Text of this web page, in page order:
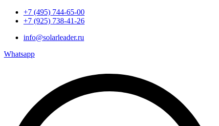
+7 (495) 744-65-00
+7 (925) 738-41-26
info@solarleader.ru
Whatsapp